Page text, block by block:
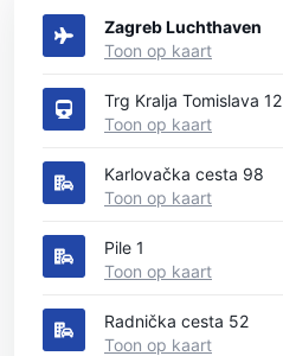
Zagreb Luchthaven
Toon op kaart
Trg Kralja Tomislava 12
Toon op kaart
Karlovačka cesta 98
Toon op kaart
Pile 1
Toon op kaart
Radnička cesta 52
Toon op kaart